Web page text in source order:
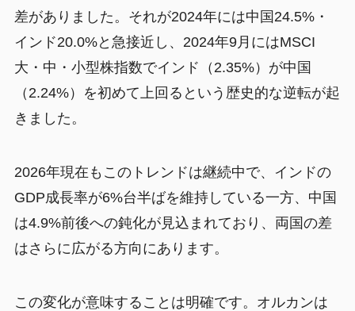
差がありました。それが2024年には中国24.5%・
インド20.0%と急接近し、2024年9月にはMSCI
大・中・小型株指数でインド（2.35%）が中国
（2.24%）を初めて上回るという歴史的な逆転が起
きました。
2026年現在もこのトレンドは継続中で、インドの
GDP成長率が6%台半ばを維持している一方、中国
は4.9%前後への鈍化が見込まれており、両国の差
はさらに広がる方向にあります。
この変化が意味することは明確です。オルカンは